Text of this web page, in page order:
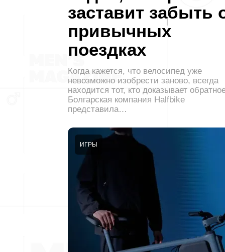
заставит забыть
привычных
поездках
Когда кажется, что велосипед уже
невозможно изобрести заново, всегда
находится тот, кто доказывает
Болгарская компания Halfbike
представила…
ИГРЫ